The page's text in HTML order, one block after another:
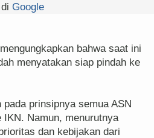
Google
bahwa saat ini
menyatakan siap pindah ke
prinsipnya semua ASN
Namun, menurutnya
dan kebijakan dari